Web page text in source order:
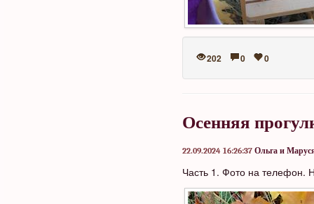
202 0 0
Осенняя
22.09.2024 16:26:37 Ольга и
Часть 1. Фото на телефон.